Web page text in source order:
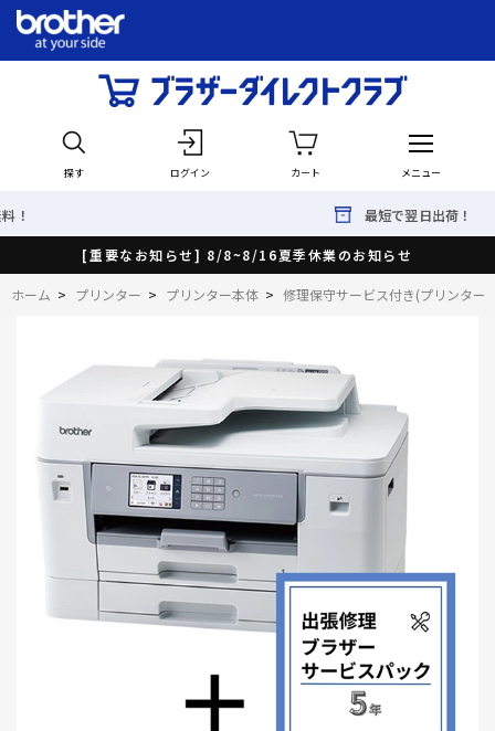
探す ログイン カート メニュー
最短で翌日出荷！
[重要なお知らせ] 8/8~8/16夏季休業のお知らせ
ホーム > プリンター > プリンター本体 > 修理保守サービス付き(プリンター